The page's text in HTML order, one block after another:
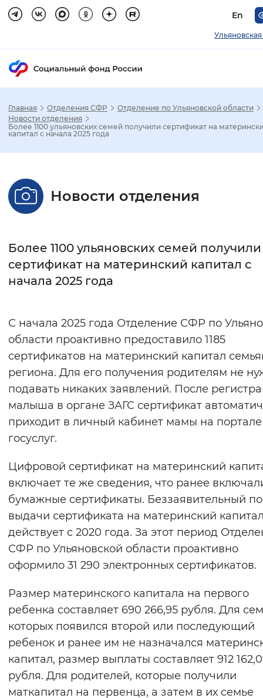
En
Стандартный Увеличенный
Без засечек С засечками
Интервал между буквами
Цвет сайта
Монохромный Инверсивный
Синий фон
Изображения
Звуковой ассистент
Воспроизвести Остановить
Вернуть стандартные настройки
Главная Отделения СФР
Отделение по Ульяновской области
Новости отделения
Более 1100 ульяновских семей получили сертификат на
капитал с начала 2025 года
Новости отделения
Более 1100 ульяновских семей получили
сертификат на материнский капитал с
начала 2025 года
С начала 2025 года Отделение СФР по
области проактивно предоставило 1185
сертификатов на материнский капитал
региона. Для его получения родителям не
подавать никаких заявлений. После
малыша в органе ЗАГС сертификат
приходит в личный кабинет мамы на портале
госуслуг.
Цифровой сертификат на материнский
включает те же сведения, что ранее
бумажные сертификаты. Беззаявительный
выдачи сертификата на материнский
действует с 2020 года. За этот период
СФР по Ульяновской области проактивно
оформило 31 290 электронных сертификатов.
Размер материнского капитала на первого
ребенка составляет 690 266,95 рубля. Для
которых появился второй или последующий
ребенок и ранее им не назначался
капитал, размер выплаты составляет 912
рубля. Для родителей, которые получили
маткапитал на первенца, а затем в их семье